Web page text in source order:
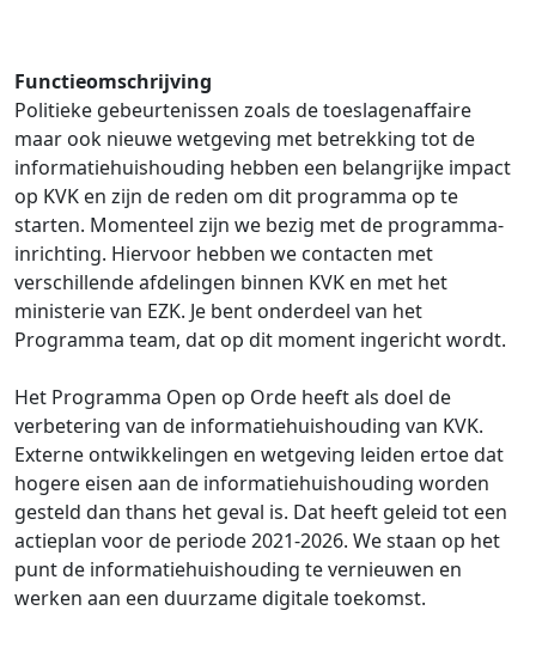
Functieomschrijving
Politieke gebeurtenissen zoals de toeslagenaffaire
maar ook nieuwe wetgeving met betrekking tot de
informatiehuishouding hebben een belangrijke impact
op KVK en zijn de reden om dit programma op te
starten. Momenteel zijn we bezig met de programma-
inrichting. Hiervoor hebben we contacten met
verschillende afdelingen binnen KVK en met het
ministerie van EZK. Je bent onderdeel van het
Programma team, dat op dit moment ingericht wordt.
Het Programma Open op Orde heeft als doel de
verbetering van de informatiehuishouding van KVK.
Externe ontwikkelingen en wetgeving leiden ertoe dat
hogere eisen aan de informatiehuishouding worden
gesteld dan thans het geval is. Dat heeft geleid tot een
actieplan voor de periode 2021-2026. We staan op het
punt de informatiehuishouding te vernieuwen en
werken aan een duurzame digitale toekomst.